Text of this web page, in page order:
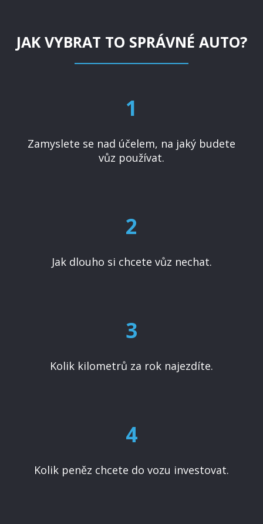
JAK VYBRAT TO SPRÁVNÉ AUTO?
1
Zamyslete se nad účelem, na jaký budete
vůz používat.
2
Jak dlouho si chcete vůz nechat.
3
Kolik kilometrů za rok najezdíte.
4
Kolik peněz chcete do vozu investovat.